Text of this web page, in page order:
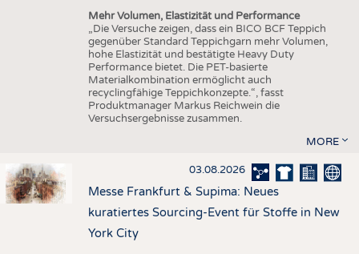
Mehr Volumen, Elastizität und Performance
„Die Versuche zeigen, dass ein BICO BCF Teppich
gegenüber Standard Teppichgarn mehr Volumen,
hohe Elastizität und bestätigte Heavy Duty
Performance bietet. Die PET-basierte
Materialkombination ermöglicht auch
recyclingfähige Teppichkonzepte.“, fasst
Produktmanager Markus Reichwein die
Versuchsergebnisse zusammen.
MORE
03.08.2026
Messe Frankfurt & Supima: Neues
kuratiertes Sourcing-Event für Stoffe in New
York City